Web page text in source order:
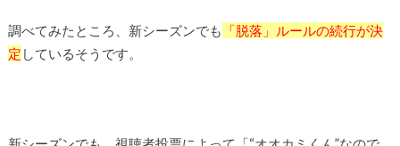
調べてみたところ、新シーズンでも
「脱落」ルールの続行が決
定 しているそうです。